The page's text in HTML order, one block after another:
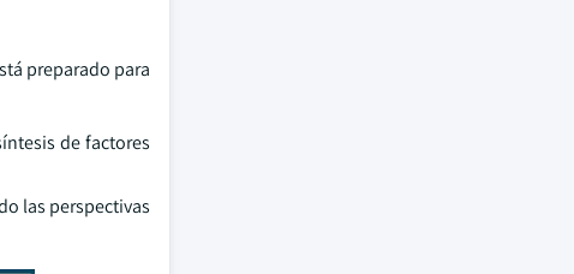
preparado para
de factores
las perspectivas